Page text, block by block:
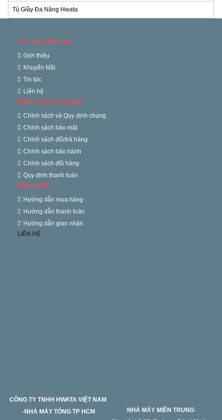
Tủ Giầy Đa Năng Hwata
Về Hwata Việt Nam
Giới thiệu
Khuyến Mãi
Tin tức
Liên hệ
Chính sách và Quy định
Chính sách và Quy định chung
Chính sách bảo mật
Chính sách đổi/trả hàng
Chính sách bảo hành
Chính sách đổi hàng
Quy định thanh toán
Hướng dẫn
Hướng dẫn mua hàng
Hướng dẫn thanh toán
Hướng dẫn giao nhận
LIÊN HỆ
CÔNG TY TNHH HWATA VIỆT NAM
-NHÀ MÁY TỔNG TP HCM
NHÀ MÁY MIỀN TRUNG